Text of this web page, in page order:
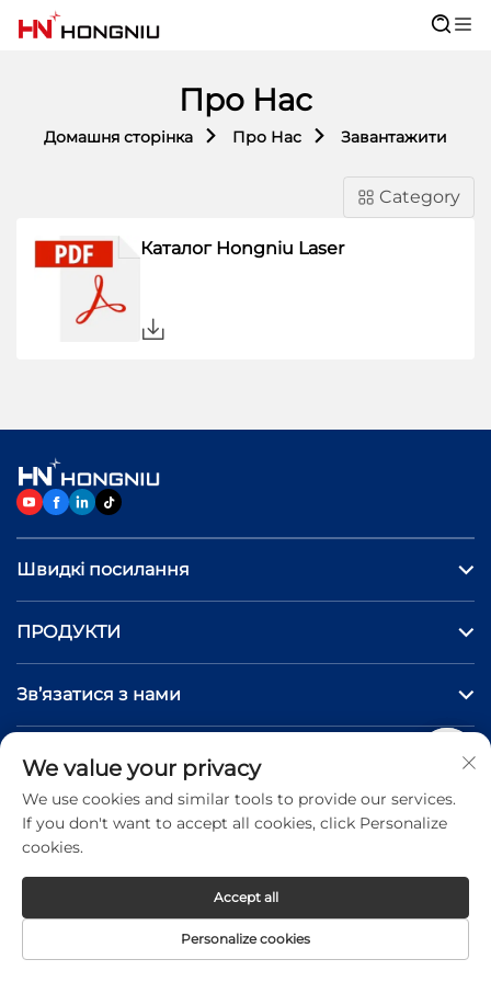
Про Нас
Домашня сторінка Про Нас Завантажити
Category
Каталог Hongniu Laser
Швидкі посилання
ПРОДУКТИ
Зв’язатися з нами
Copyright © 2026 Jinan Hongniu Machinery Equipment
Co.,Ltd. All rights reserved - Privacy Policy
We value your privacy
We use cookies and similar tools to provide our services.
If you don't want to accept all cookies, click Personalize
cookies.
Personalize cookies
Accept all